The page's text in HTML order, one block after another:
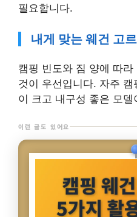
필요합니다.
내게 맞는 웨건 고
캠핑 빈도와 짐 양에 따
것이 우선입니다. 자주
이 크고 내구성 좋은 모델
이런 글도 있어요